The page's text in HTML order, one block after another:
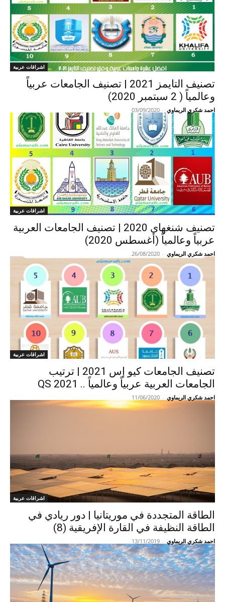
اشراقات عربية
تصنيف التايمز 2021 | تصنيف الجامعات عربياً
وعالمياً ( 2 سبتمبر 2020)
احمد شكري الريماوي -
03/09/2020
اشراقات عربية
تصنيف شنغهاي 2020 | تصنيف الجامعات العربية
عربياً وعالمياً (أغسطس 2020)
احمد شكري الريماوي -
26/08/2020
اشراقات عربية
تصنيف الجامعات كيو إس 2021 | ترتيب
الجامعات العربية عربياً وعالمياً .. QS 2021
احمد شكري الريماوي -
11/06/2020
اشراقات عربية
الطاقة المتجددة في موريتانيا | دور ريادي في
الطاقة النظيفة في القارة الإفريقية (8)
احمد شكري الريماوي -
13/11/2019